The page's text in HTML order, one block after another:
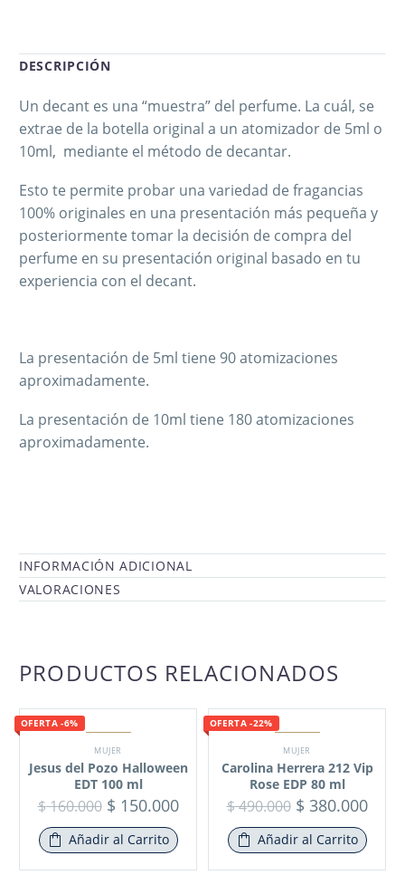
DESCRIPCIÓN
Un decant es una “muestra” del perfume. La cuál, se
extrae de la botella original a un atomizador de 5ml o
10ml, mediante el método de decantar.
Esto te permite probar una variedad de fragancias
100% originales en una presentación más pequeña y
posteriormente tomar la decisión de compra del
perfume en su presentación original basado en tu
experiencia con el decant.
La presentación de 5ml tiene 90 atomizaciones
aproximadamente.
La presentación de 10ml tiene 180 atomizaciones
aproximadamente.
INFORMACIÓN ADICIONAL
VALORACIONES
PRODUCTOS RELACIONADOS
OFERTA -6%
MUJER
Jesus del Pozo Halloween
EDT 100 ml
$160.000 $ 150.000
Añadir al Carrito
OFERTA -22%
MUJER
Carolina Herrera 212 Vip
Rose EDP 80 ml
$490.000 $ 380.000
Añadir al Carrito